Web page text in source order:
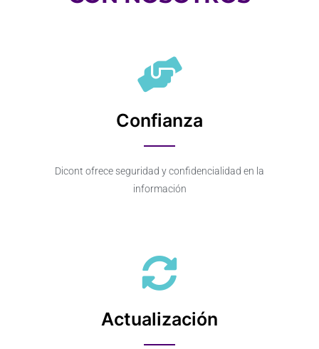
Confianza
Dicont ofrece seguridad y confidencialidad en la
información
Actualización